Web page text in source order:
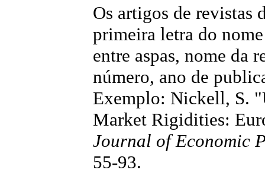
Os artigos de revistas
primeira letra do
entre aspas, nome da
número, ano de
Exemplo: Nickell, S.
Market Rigidities:
Journal of Economic
55-93.